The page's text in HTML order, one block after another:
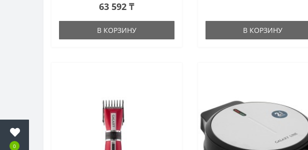
0
63 592 ₸
В КОРЗИНУ В КОРЗИНУ